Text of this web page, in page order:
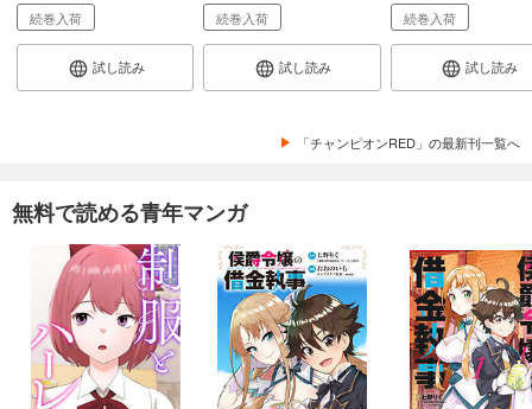
続巻入荷
試し読み
続巻入荷
試し読み
続巻入荷
試し読み
「チャンピオンRED」の最新刊一覧へ
無料で読める青年マンガ